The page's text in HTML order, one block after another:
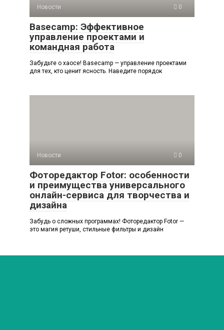
Новости 0
Basecamp: Эффективное
управление проектами и
командная работа
Забудьте о хаосе! Basecamp — управление проектами
для тех, кто ценит ясность. Наведите порядок
Новости 0
Фоторедактор Fotor: особенности
и преимущества универсального
онлайн-сервиса для творчества и
дизайна
Забудь о сложных программах! Фоторедактор Fotor —
это магия ретуши, стильные фильтры и дизайн